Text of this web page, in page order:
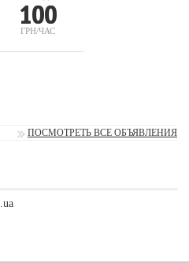
100
ГРН/ЧАС
ПОСМОТРЕТЬ ВСЕ ОБЪЯВЛЕНИЯ